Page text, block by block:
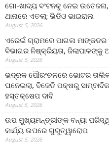
ଗୋ-ଖାଦ୍ୟ ବଂଟନକୁ ନେଇ
ଥାନାରେ ଏତଲା; ଭିଡିଓ ଭାଇରାଲ
August 5, 2026
ଏରେଇଁ ଗ୍ରାମରେ ପାଗଳା
ବିଭାଗର ନିଷ୍କ୍ରିୟତା, ଜିଲାପାଳଙ୍କୁ
August 5, 2026
ଭଦ୍ରକ ପୌରଂଚଳରେ ଭୋଟର
ଘନେଇଲା, ବିଜେଡି ପକ୍ଷରୁ
ହସ୍ତକ୍ଷେପ ଦାବି
August 5, 2026
ଉପ ମୁଖ୍ୟମନ୍ତ୍ରୀଙ୍କ ବନ୍ୟା
କାର୍ଯ୍ୟ ଉପରେ ଗୁରୁତ୍ୱାରୋପ
August 5, 2026